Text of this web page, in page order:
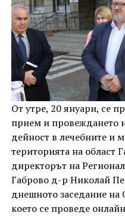
От утре, 20 януари, се
прием и провеждането
дейност в лечебните и
територията на област
директорът на
Габрово д-р Николай
днешното заседание на
което се проведе